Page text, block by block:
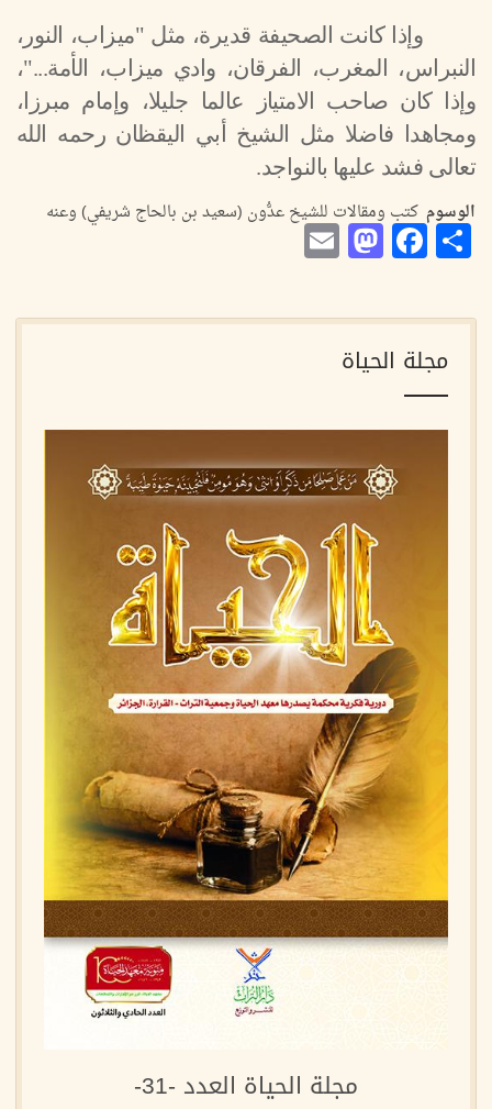
وإذا كانت الصحيفة قديرة، مثل "ميزاب، النور،
النبراس، المغرب، الفرقان، وادي ميزاب، الأمة..."،
وإذا كان صاحب الامتياز عالما جليلا، وإمام مبرزا،
ومجاهدا فاضلا مثل الشيخ أبي اليقظان رحمه الله
تعالى فشد عليها بالنواجد.
الوسوم كتب ومقالات للشيخ عدُّون (سعيد بن بالحاج شريفي) وعنه
Share
Facebook
Mastodon
Email
مجلة الحياة
مجلة الحياة العدد -31-